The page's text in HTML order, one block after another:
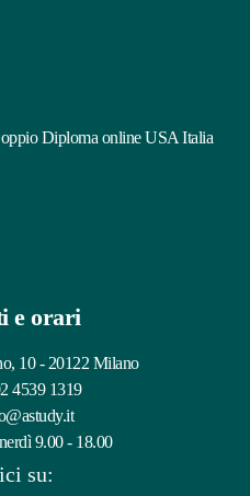
Diploma online USA Italia
e orari
10 - 20122 Milano
4539 1319
9.00 - 18.00
su: